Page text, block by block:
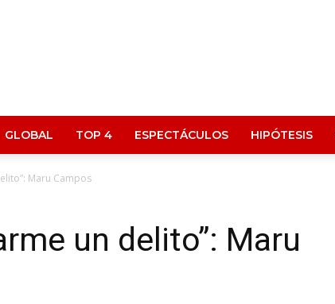
GLOBAL TOP 4 ESPECTÁCULOS HIPÓTESIS
Maru Campos
un delito”: Maru